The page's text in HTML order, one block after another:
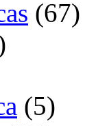
(67)
(5)